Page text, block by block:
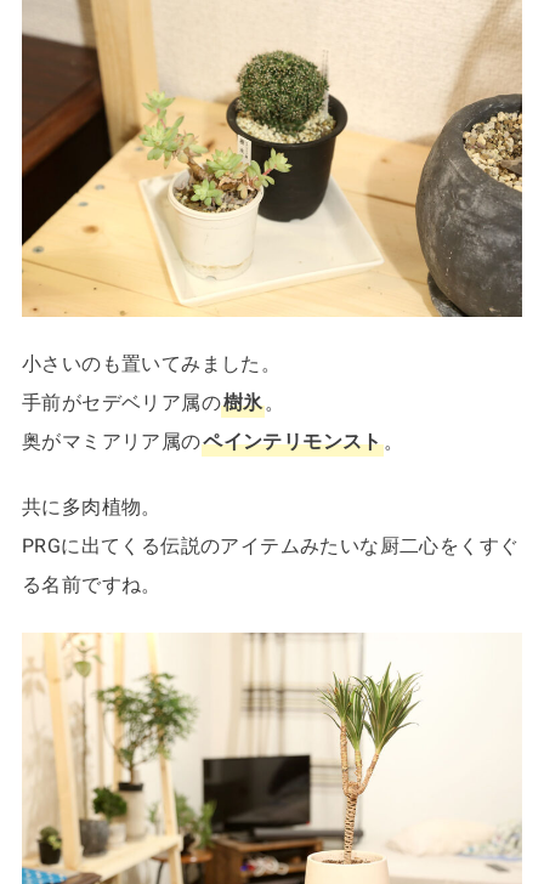
小さいのも置いてみました。
手前がセデベリア属の樹氷。
奥がマミアリア属のペインテリモンスト。
共に多肉植物。
PRGに出てくる伝説のアイテムみたいな厨二心をくすぐ
る名前ですね。